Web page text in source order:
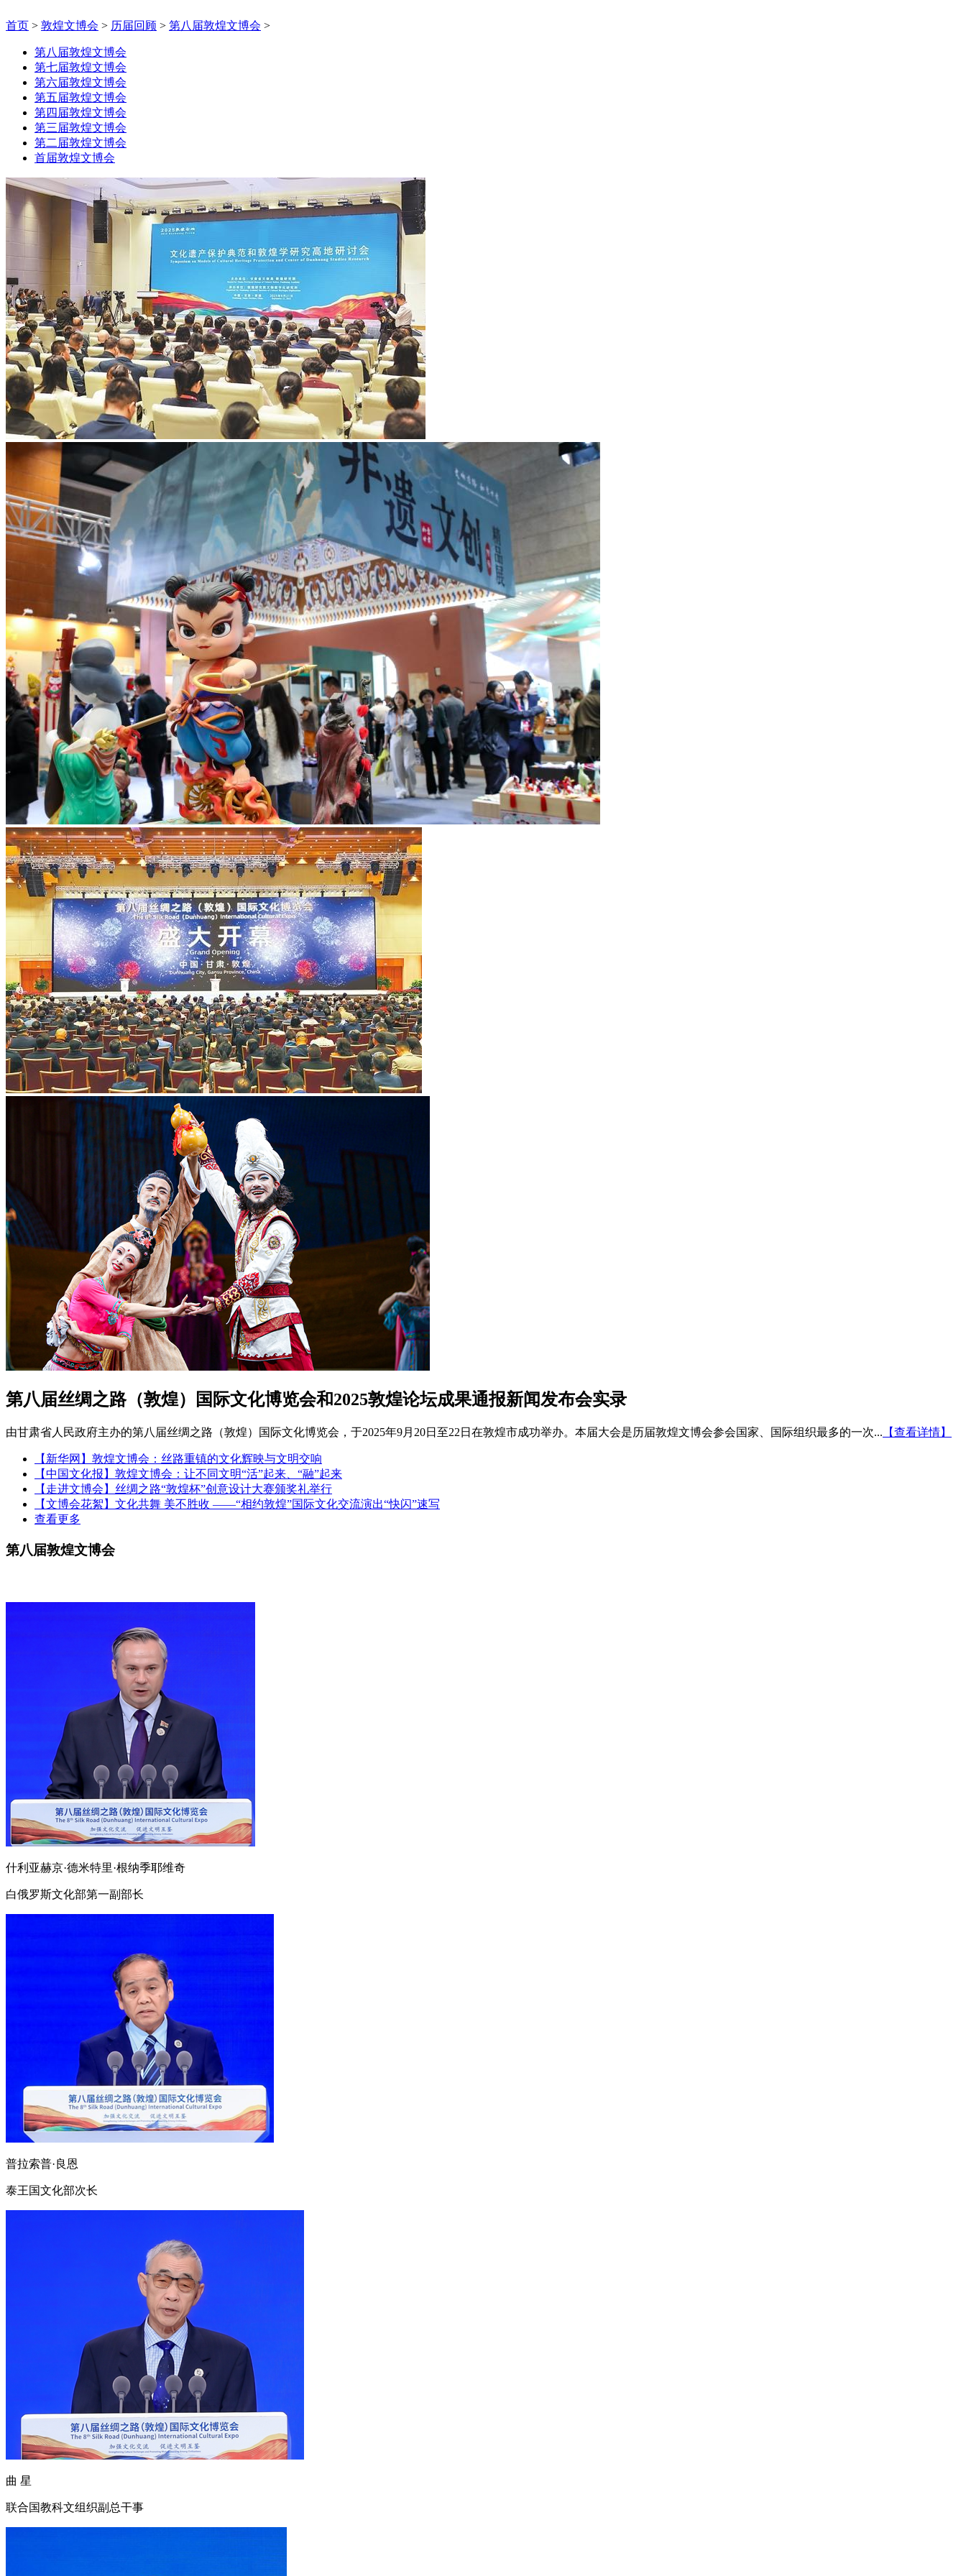
首页 > 敦煌文博会 > 历届回顾 > 第八届敦煌文博会 >
第八届敦煌文博会
第七届敦煌文博会
第六届敦煌文博会
第五届敦煌文博会
第四届敦煌文博会
第三届敦煌文博会
第二届敦煌文博会
首届敦煌文博会
第八届丝绸之路（敦煌）国际文化博览会和2025敦煌论坛成果通报新闻发布会实录
由甘肃省人民政府主办的第八届丝绸之路（敦煌）国际文化博览会，于2025年9月20日至22日在敦煌市成功举办。本届大会是历届敦煌文博会参会国家、国际组织最多的一次... 【查看详情】
【新华网】敦煌文博会：丝路重镇的文化辉映与文明交响
【中国文化报】敦煌文博会：让不同文明“活”起来、“融”起来
【走进文博会】丝绸之路“敦煌杯”创意设计大赛颁奖礼举行
【文博会花絮】文化共舞 美不胜收 ——“相约敦煌”国际文化交流演出“快闪”速写
查看更多
第八届敦煌文博会
什利亚赫京·德米特里·根纳季耶维奇
白俄罗斯文化部第一副部长
普拉索普·良恩
泰王国文化部次长
曲 星
联合国教科文组织副总干事